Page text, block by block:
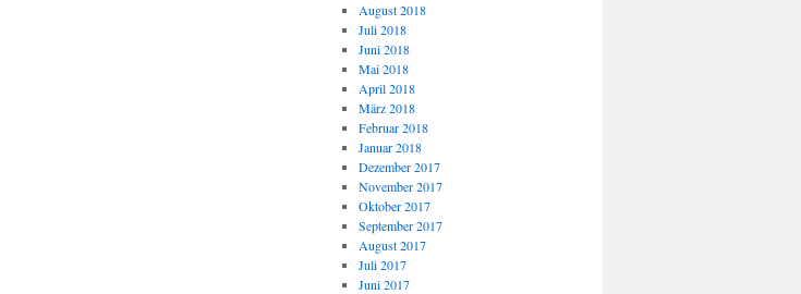
August 2018
Juli 2018
Juni 2018
Mai 2018
April 2018
März 2018
Februar 2018
Januar 2018
Dezember 2017
November 2017
Oktober 2017
September 2017
August 2017
Juli 2017
Juni 2017